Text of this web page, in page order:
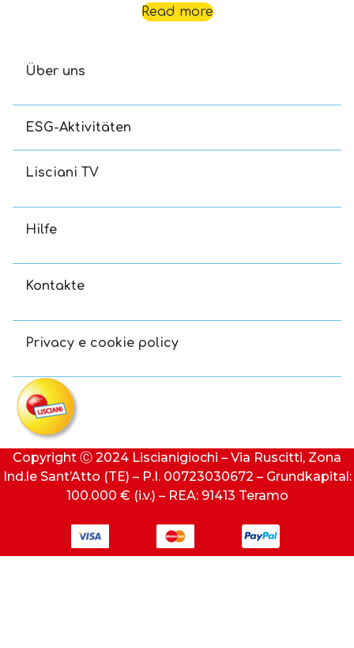
Read more
Über uns
ESG-Aktivitäten
Lisciani TV
Hilfe
Kontakte
Privacy e cookie policy
Copyright Ⓒ 2024 Liscianigiochi – Via Ruscitti, Zona
Ind.le Sant’Atto (TE) – P.I. 00723030672 – Grundkapital:
100.000 € (i.v.) – REA: 91413 Teramo